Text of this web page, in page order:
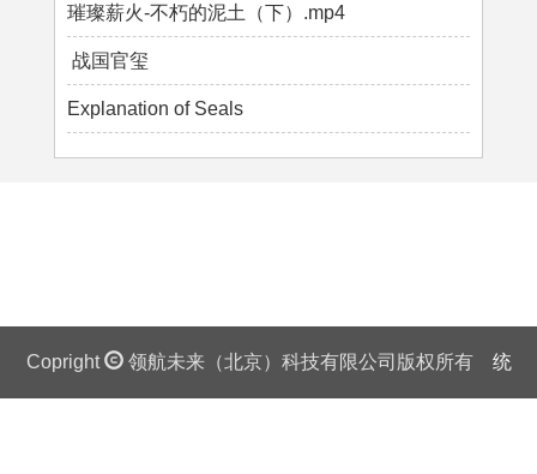
璀璨薪火-不朽的泥土（下）.mp4
战国官玺
Explanation of Seals
Copright 领航未来（北京）科技有限公司版权所有 统